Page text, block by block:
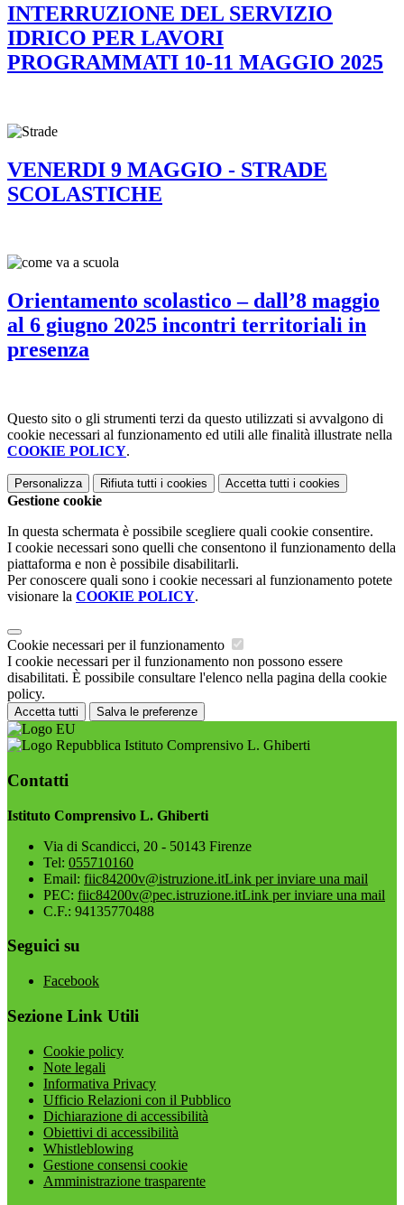
INTERRUZIONE DEL SERVIZIO
IDRICO PER LAVORI
PROGRAMMATI 10-11 MAGGIO 2025
VENERDI 9 MAGGIO - STRADE
SCOLASTICHE
Orientamento scolastico – dall’8 maggio
al 6 giugno 2025 incontri territoriali in
presenza
Questo sito o gli strumenti terzi da questo utilizzati si avvalgono di
cookie necessari al funzionamento ed utili alle finalità illustrate nella
COOKIE POLICY.
Personalizza Rifiuta tutti i cookies Accetta tutti i cookies
Gestione cookie
In questa schermata è possibile scegliere quali cookie consentire.
I cookie necessari sono quelli che consentono il funzionamento della
piattaforma e non è possibile disabilitarli.
Per conoscere quali sono i cookie necessari al funzionamento potete
visionare la COOKIE POLICY.
Cookie necessari per il funzionamento
I cookie necessari per il funzionamento non possono essere
disabilitati. È possibile consultare l'elenco nella pagina della cookie
policy.
Accetta tutti Salva le preferenze
Istituto Comprensivo L. Ghiberti
Contatti
Istituto Comprensivo L. Ghiberti
Via di Scandicci, 20 - 50143 Firenze
Tel: 055710160
Email: fiic84200v@istruzione.itLink per inviare una mail
PEC: fiic84200v@pec.istruzione.itLink per inviare una mail
C.F.: 94135770488
Seguici su
Facebook
Sezione Link Utili
Cookie policy
Note legali
Informativa Privacy
Ufficio Relazioni con il Pubblico
Dichiarazione di accessibilità
Obiettivi di accessibilità
Whistleblowing
Gestione consensi cookie
Amministrazione trasparente